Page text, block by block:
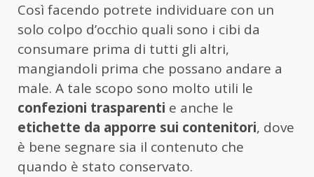
Così facendo potrete individuare con un
solo colpo d’occhio quali sono i cibi da
consumare prima di tutti gli altri,
mangiandoli prima che possano andare a
male. A tale scopo sono molto utili le
confezioni trasparenti e anche le
etichette da apporre sui contenitori, dove
è bene segnare sia il contenuto che
quando è stato conservato.